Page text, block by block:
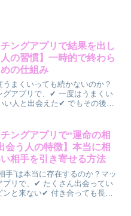
チングアプリで結果を出し
の習慣】一時的で終わら
の仕組み
うまくいっても続かないのか？
グアプリで、✔ 一度はうまくい
い人と出会えた✔ でもその後続
くいくそんな人もいます。この
👉 「...
チングアプリで“運命の相
会う人の特徴】本当に相
相手を引き寄せる方法
手”は本当に存在するのか？マッ
プリで、✔ たくさん出会ってい
ンと来ない✔ 付き合っても長続